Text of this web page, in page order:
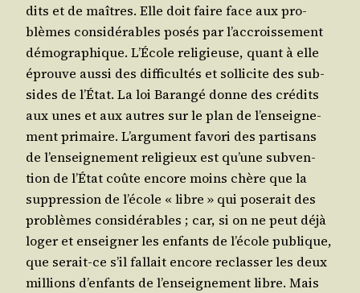
dits et de maîtres. Elle doit faire face aux pro­
blèmes consi­dé­rables posés par l’ac­crois­se­ment
démo­gra­phique. L’É­cole reli­gieuse, quant à elle
éprouve aus­si des dif­fi­cul­tés et sol­li­cite des sub­
sides de l’É­tat. La loi Baran­gé donne des cré­dits
aux unes et aux autres sur le plan de l’en­sei­gne­
ment pri­maire. L’ar­gu­ment favo­ri des par­ti­sans
de l’en­sei­gne­ment reli­gieux est qu’une sub­ven­
tion de l’É­tat coûte encore moins chère que la
sup­pres­sion de l’é­cole « libre » qui pose­rait des
pro­blèmes consi­dé­rables ; car, si on ne peut déjà
loger et ensei­gner les enfants de l’é­cole publique,
que serait-ce s’il fal­lait encore reclas­ser les deux
mil­lions d’en­fants de l’en­sei­gne­ment libre. Mais